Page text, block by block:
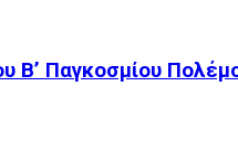
Β’ Παγκοσμίου